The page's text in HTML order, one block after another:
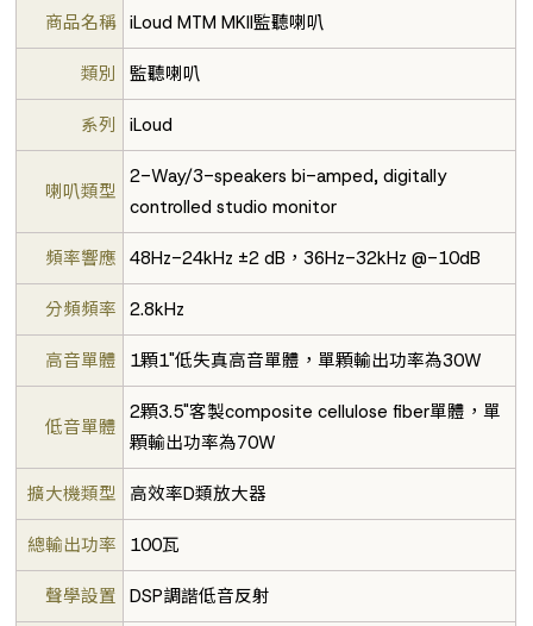
商品名稱 iLoud MTM MKII監聽喇叭
類別 監聽喇叭
系列 iLoud
喇叭類型
2-Way/3-speakers bi-amped, digitally
controlled studio monitor
頻率響應 48Hz-24kHz ±2 dB，36Hz-32kHz @-10dB
分頻頻率 2.8kHz
高音單體 1顆1"低失真高音單體，單顆輸出功率為30W
低音單體
2顆3.5"客製composite cellulose fiber單體，單
顆輸出功率為70W
擴大機類型 高效率D類放大器
總輸出功率 100瓦
聲學設置 DSP調諧低音反射